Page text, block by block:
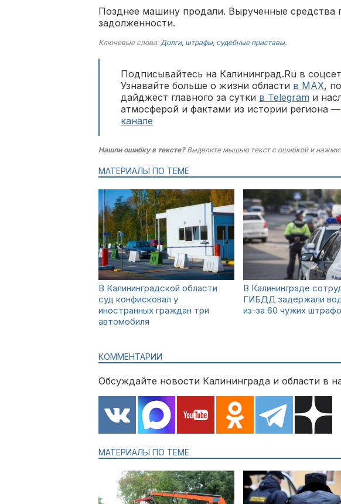
Позднее машину продали. Вырученные средства
задолженности.
Ключевые слова:Долги, штрафы, судебные приставы.
Подписывайтесь на Калининград.Ru в
Узнавайте больше о жизни области в MAX,
дайджест главного за сутки в Telegram и
атмосферой и фактами из истории региона —
канале
Нашли ошибку в тексте?Выделите мышью текст с ошибкой и
МАТЕРИАЛЫ ПО ТЕМЕ
В Калининградской области
суд конфисковал у
иностранных граждан три
автомобиля
В Калининграде
ГИБДД задержали
из-за 60 чужих
КОММЕНТАРИИ
Обсуждайте новости Калининграда и области в
МАТЕРИАЛЫ ПО ТЕМЕ